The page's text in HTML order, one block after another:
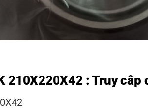
210X220X42 : Truy câp